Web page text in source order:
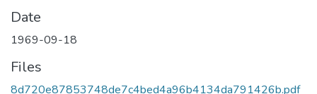
Date
1969-09-18
Files
8d720e87853748de7c4bed4a96b4134da791426b.pdf